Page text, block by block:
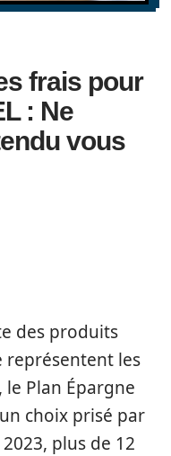
frais pour
: Ne
vous
des produits
représentent les
Plan Épargne
choix prisé par
plus de 12